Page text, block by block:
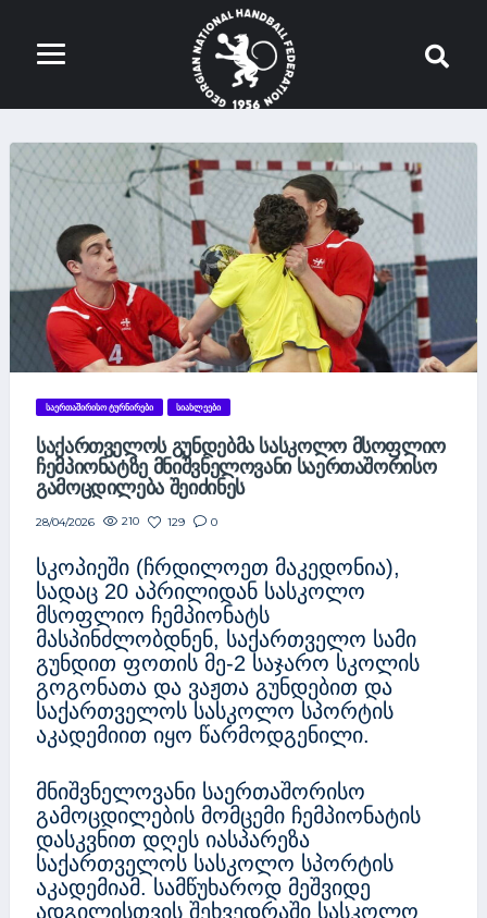
ᲡᲐᲔᲠᲗᲐᲨᲘᲠᲘᲡᲝ ᲢᲣᲠᲜᲘᲠᲔᲑᲘ ᲡᲘᲐᲮᲚᲔᲔᲑᲘ
ᲡᲐᲥᲐᲠᲗᲕᲔᲚᲝᲡ ᲒᲣᲜᲓᲔᲑᲛᲐ ᲡᲐᲡᲙᲝᲚᲝ ᲛᲡᲝᲤᲚᲘᲝ
ᲩᲔᲛᲞᲘᲝᲜᲐᲢᲖᲔ ᲛᲜᲘᲨᲕᲜᲔᲚᲝᲕᲐᲜᲘ ᲡᲐᲔᲠᲗᲐᲨᲝᲠᲘᲡᲝ
ᲒᲐᲛᲝᲪᲓᲘᲚᲔᲑᲐ ᲨᲔᲘᲫᲘᲜᲔᲡ
28/04/2026 210 129 0
სკოპიეში (ჩრდილოეთ მაკედონია),
სადაც 20 აპრილიდან სასკოლო
მსოფლიო ჩემპიონატს
მასპინძლობდნენ, საქართველო სამი
გუნდით ფოთის მე-2 საჯარო სკოლის
გოგონათა და ვაჟთა გუნდებით და
საქართველოს სასკოლო სპორტის
აკადემიით იყო წარმოდგენილი.
მნიშვნელოვანი საერთაშორისო
გამოცდილების მომცემი ჩემპიონატის
დასკვნით დღეს იასპარეზა
საქართველოს სასკოლო სპორტის
აკადემიამ. სამწუხაროდ მეშვიდე
ადგილისთვის შეხვედრაში სასკოლო